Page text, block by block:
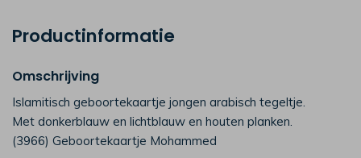
Productinformatie
Omschrijving
Islamitisch geboortekaartje jongen arabisch tegeltje.
Met donkerblauw en lichtblauw en houten planken.
(3966) Geboortekaartje Mohammed